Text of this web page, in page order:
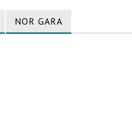
NOR GARA